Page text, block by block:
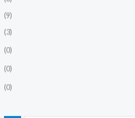
(9)
(3)
(0)
(0)
(0)